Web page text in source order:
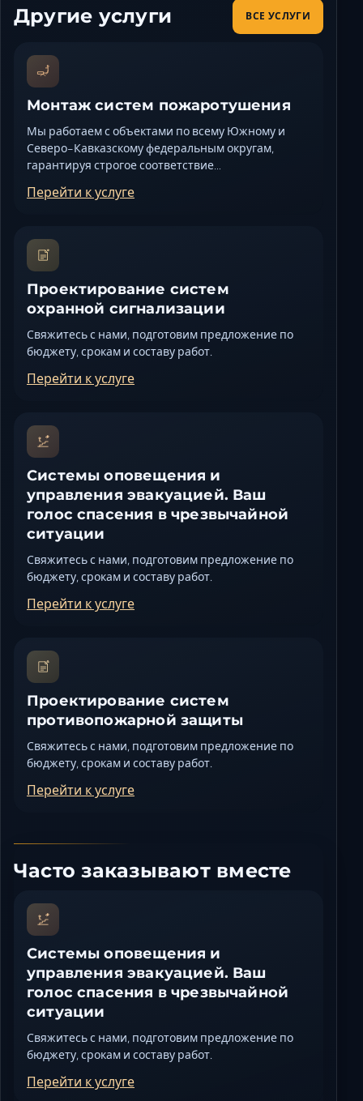
Другие услуги ВСЕ УСЛУГИ
Монтаж систем пожаротушения
Мы работаем с объектами по всему Южному и
Северо-Кавказскому федеральным округам,
гарантируя строгое соответствие…
Перейти к услуге
Проектирование систем
охранной сигнализации
Свяжитесь с нами, подготовим предложение по
бюджету, срокам и составу работ.
Перейти к услуге
Системы оповещения и
управления эвакуацией. Ваш
голос спасения в чрезвычайной
ситуации
Свяжитесь с нами, подготовим предложение по
бюджету, срокам и составу работ.
Перейти к услуге
Проектирование систем
противопожарной защиты
Свяжитесь с нами, подготовим предложение по
бюджету, срокам и составу работ.
Перейти к услуге
Часто заказывают вместе
Системы оповещения и
управления эвакуацией. Ваш
голос спасения в чрезвычайной
ситуации
Свяжитесь с нами, подготовим предложение по
бюджету, срокам и составу работ.
Перейти к услуге